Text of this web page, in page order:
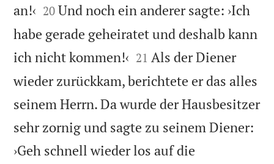
an!‹ 

20 Und noch ein anderer sagte: ›Ich
habe gerade geheiratet und deshalb kann
ich nicht kommen!‹ 

21 Als der Diener
wieder zurückkam, berichtete er das alles
seinem Herrn. Da wurde der Hausbesitzer
sehr zornig und sagte zu seinem Diener:
›Geh schnell wieder los auf die